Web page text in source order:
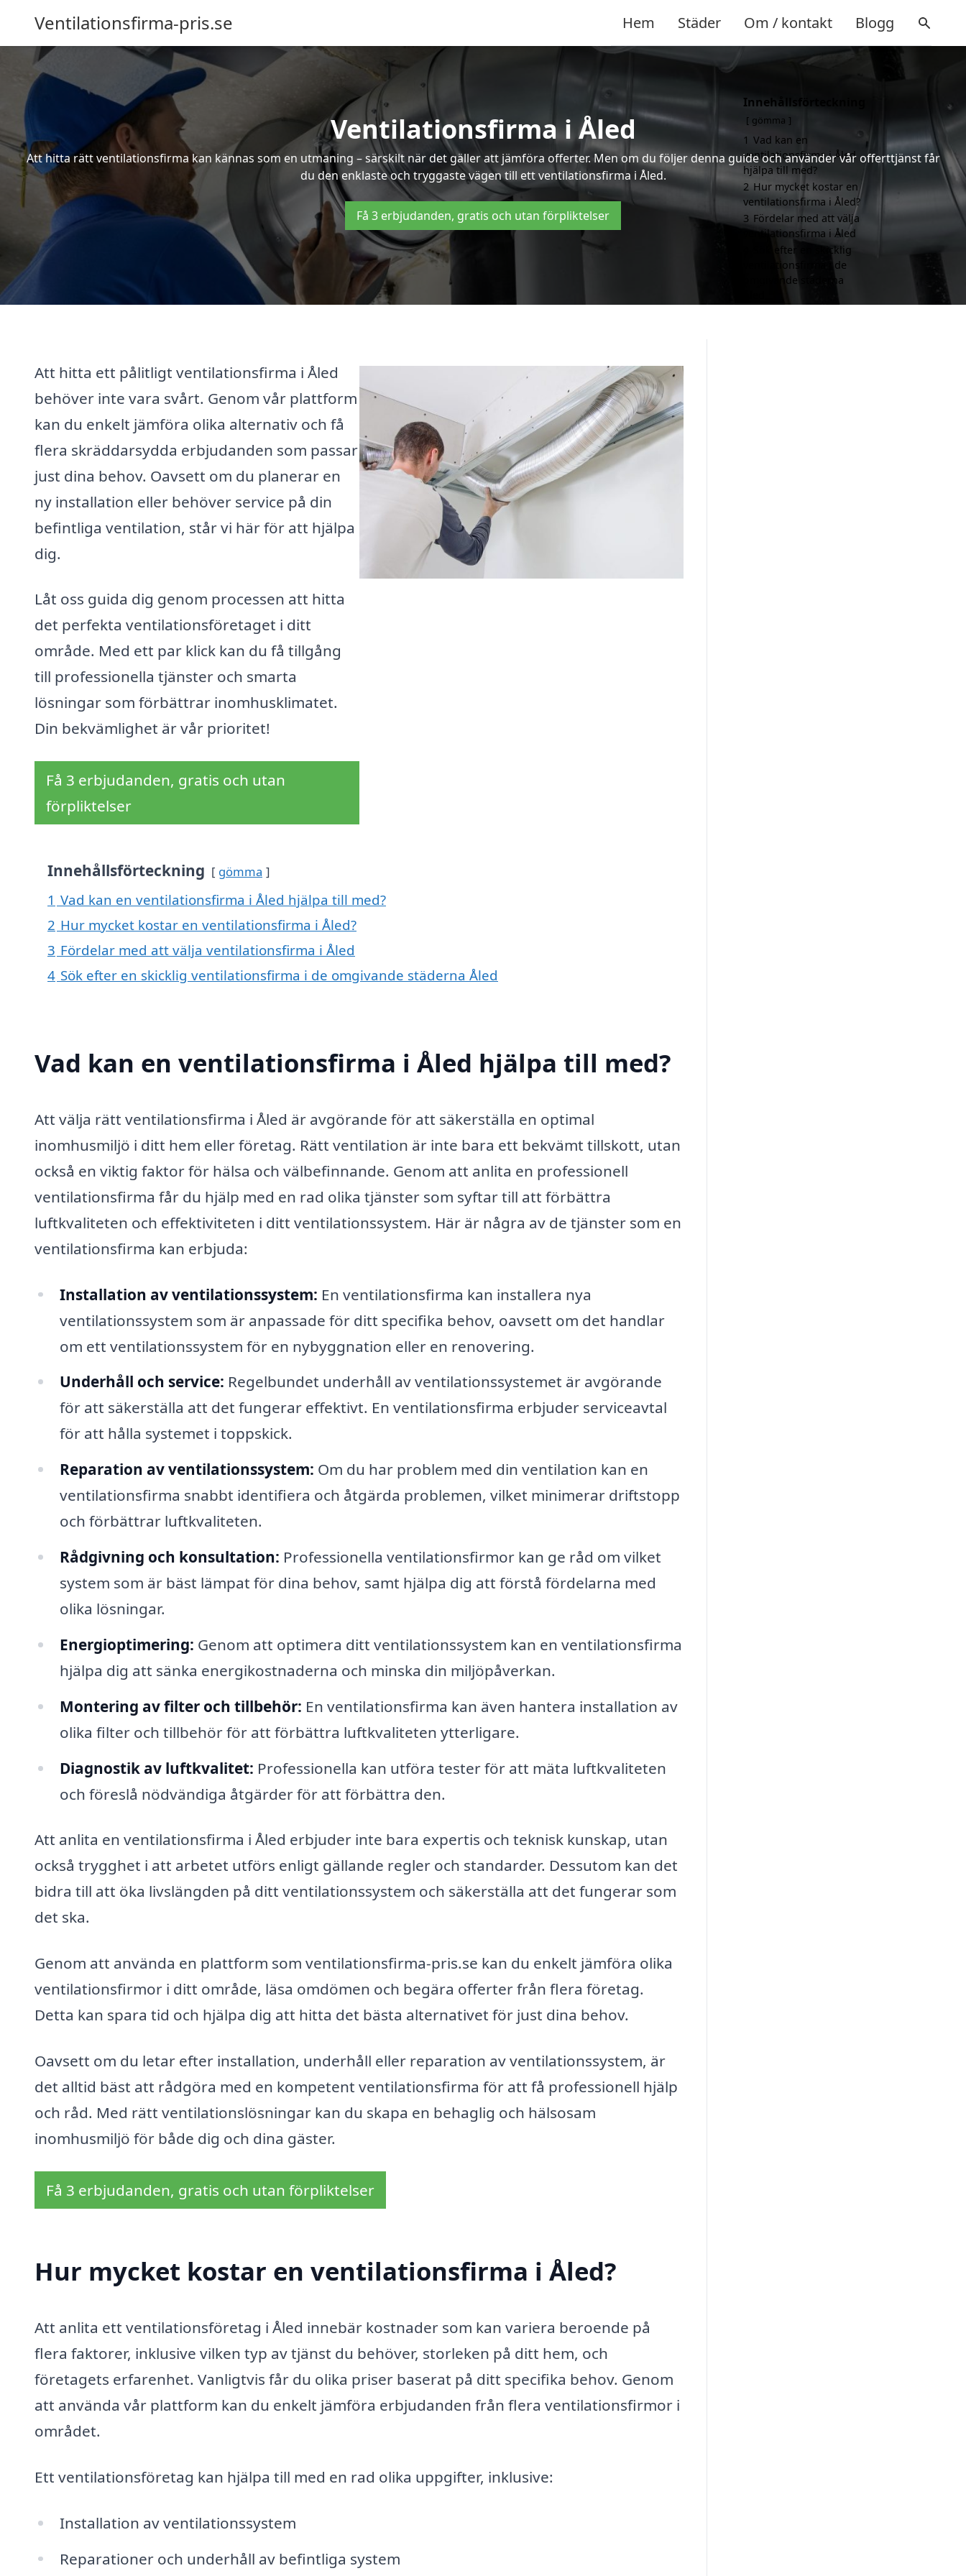
Ventilationsfirma-pris.se Hem Städer Om / kontakt Blogg
Ventilationsfirma i Åled
Att hitta rätt ventilationsfirma kan kännas som en utmaning – särskilt när det gäller att jämföra offerter. Men om du följer denna guide och använder vår offerttjänst får
du den enklaste och tryggaste vägen till ett ventilationsfirma i Åled.
Få 3 erbjudanden, gratis och utan förpliktelser
Att hitta ett pålitligt ventilationsfirma i Åled
behöver inte vara svårt. Genom vår plattform
kan du enkelt jämföra olika alternativ och få
flera skräddarsydda erbjudanden som passar
just dina behov. Oavsett om du planerar en
ny installation eller behöver service på din
befintliga ventilation, står vi här för att hjälpa
dig.
Låt oss guida dig genom processen att hitta
det perfekta ventilationsföretaget i ditt
område. Med ett par klick kan du få tillgång
till professionella tjänster och smarta
lösningar som förbättrar inomhusklimatet.
Din bekvämlighet är vår prioritet!
Få 3 erbjudanden, gratis och utan
förpliktelser
Innehållsförteckning gömma
1 Vad kan en ventilationsfirma i Åled hjälpa till med?
2 Hur mycket kostar en ventilationsfirma i Åled?
3 Fördelar med att välja ventilationsfirma i Åled
4 Sök efter en skicklig ventilationsfirma i de omgivande städerna Åled
Vad kan en ventilationsfirma i Åled hjälpa till med?
Att välja rätt ventilationsfirma i Åled är avgörande för att säkerställa en optimal
inomhusmiljö i ditt hem eller företag. Rätt ventilation är inte bara ett bekvämt tillskott, utan
också en viktig faktor för hälsa och välbefinnande. Genom att anlita en professionell
ventilationsfirma får du hjälp med en rad olika tjänster som syftar till att förbättra
luftkvaliteten och effektiviteten i ditt ventilationssystem. Här är några av de tjänster som en
ventilationsfirma kan erbjuda:
Installation av ventilationssystem: En ventilationsfirma kan installera nya
ventilationssystem som är anpassade för ditt specifika behov, oavsett om det handlar
om ett ventilationssystem för en nybyggnation eller en renovering.
Underhåll och service: Regelbundet underhåll av ventilationssystemet är avgörande
för att säkerställa att det fungerar effektivt. En ventilationsfirma erbjuder serviceavtal
för att hålla systemet i toppskick.
Reparation av ventilationssystem: Om du har problem med din ventilation kan en
ventilationsfirma snabbt identifiera och åtgärda problemen, vilket minimerar driftstopp
och förbättrar luftkvaliteten.
Rådgivning och konsultation: Professionella ventilationsfirmor kan ge råd om vilket
system som är bäst lämpat för dina behov, samt hjälpa dig att förstå fördelarna med
olika lösningar.
Energioptimering: Genom att optimera ditt ventilationssystem kan en ventilationsfirma
hjälpa dig att sänka energikostnaderna och minska din miljöpåverkan.
Montering av filter och tillbehör: En ventilationsfirma kan även hantera installation av
olika filter och tillbehör för att förbättra luftkvaliteten ytterligare.
Diagnostik av luftkvalitet: Professionella kan utföra tester för att mäta luftkvaliteten
och föreslå nödvändiga åtgärder för att förbättra den.
Att anlita en ventilationsfirma i Åled erbjuder inte bara expertis och teknisk kunskap, utan
också trygghet i att arbetet utförs enligt gällande regler och standarder. Dessutom kan det
bidra till att öka livslängden på ditt ventilationssystem och säkerställa att det fungerar som
det ska.
Genom att använda en plattform som ventilationsfirma-pris.se kan du enkelt jämföra olika
ventilationsfirmor i ditt område, läsa omdömen och begära offerter från flera företag.
Detta kan spara tid och hjälpa dig att hitta det bästa alternativet för just dina behov.
Oavsett om du letar efter installation, underhåll eller reparation av ventilationssystem, är
det alltid bäst att rådgöra med en kompetent ventilationsfirma för att få professionell hjälp
och råd. Med rätt ventilationslösningar kan du skapa en behaglig och hälsosam
inomhusmiljö för både dig och dina gäster.
Få 3 erbjudanden, gratis och utan förpliktelser
Hur mycket kostar en ventilationsfirma i Åled?
Att anlita ett ventilationsföretag i Åled innebär kostnader som kan variera beroende på
flera faktorer, inklusive vilken typ av tjänst du behöver, storleken på ditt hem, och
företagets erfarenhet. Vanligtvis får du olika priser baserat på ditt specifika behov. Genom
att använda vår plattform kan du enkelt jämföra erbjudanden från flera ventilationsfirmor i
området.
Ett ventilationsföretag kan hjälpa till med en rad olika uppgifter, inklusive:
Installation av ventilationssystem
Reparationer och underhåll av befintliga system
Innehållsförteckning
gömma
1 Vad kan en
ventilationsfirma i Åled
hjälpa till med?
2 Hur mycket kostar en
ventilationsfirma i Åled?
3 Fördelar med att välja
ventilationsfirma i Åled
Sök efter en skicklig
ventilationsfirma i de
omgivande städerna